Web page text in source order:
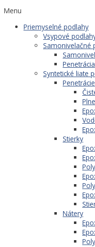
Menu
Priemyselné podlahy
Vsypové
Samonivelačné
Penetrácia
Syntetické liate
Penetrácie
Stierky
Nátery